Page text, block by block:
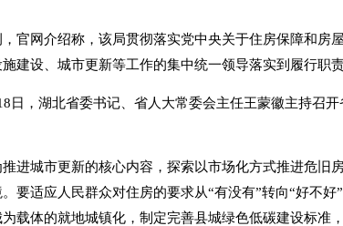
官网介绍称，该局贯彻落实党中央关于住房保障和
建设、城市更新等工作的集中统一领导落实到履行职
日，湖北省委书记、省人大常委会主任王蒙徽主持召
进城市更新的核心内容，探索以市场化方式推进危
要适应人民群众对住房的要求从“有没有”转向“好不
载体的就地城镇化，制定完善县城绿色低碳建设标